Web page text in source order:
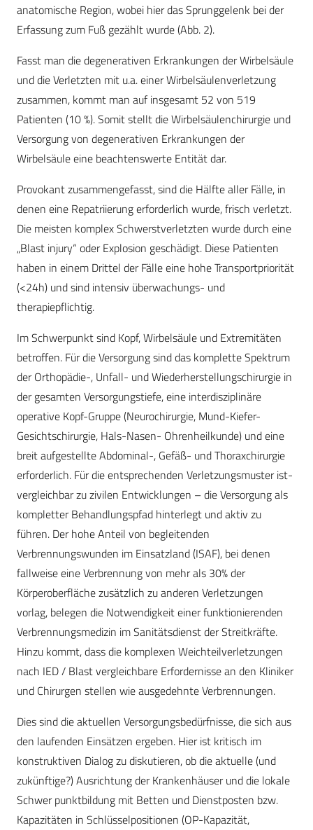
anatomische Region, wobei hier das Sprunggelenk bei der
Erfassung zum Fuß gezählt wurde (Abb. 2).
Fasst man die degenerativen Erkrankungen der Wirbelsäule
und die Verletzten mit u.a. einer Wirbelsäulenverletzung
zusammen, kommt man auf insgesamt 52 von 519
Patienten (10 %). Somit stellt die Wirbelsäulenchirurgie und
Versorgung von degenerativen Erkrankungen der
Wirbelsäule eine beachtenswerte Entität dar.
Provokant zusammengefasst, sind die Hälfte aller Fälle, in
denen eine Repatriierung erforderlich wurde, frisch verletzt.
Die meisten komplex Schwerstverletzten wurde durch eine
„Blast injury“ oder Explosion geschädigt. Diese Patienten
haben in einem Drittel der Fälle eine hohe Transportpriorität
(<24h) und sind intensiv überwachungs- und
therapiepflichtig.
Im Schwerpunkt sind Kopf, Wirbelsäule und Extremitäten
betroffen. Für die Versorgung sind das komplette Spektrum
der Orthopädie-, Unfall- und Wiederherstellungschirurgie in
der gesamten Versorgungstiefe, eine interdisziplinäre
operative Kopf-Gruppe (Neurochirurgie, Mund-Kiefer-
Gesichtschirurgie, Hals-Nasen- Ohrenheilkunde) und eine
breit aufgestellte Abdominal-, Gefäß- und Thoraxchirurgie
erforderlich. Für die entsprechenden Verletzungsmuster ist-
vergleichbar zu zivilen Entwicklungen – die Versorgung als
kompletter Behandlungspfad hinterlegt und aktiv zu
führen. Der hohe Anteil von begleitenden
Verbrennungswunden im Einsatzland (ISAF), bei denen
fallweise eine Verbrennung von mehr als 30% der
Körperoberfläche zusätzlich zu anderen Verletzungen
vorlag, belegen die Notwendigkeit einer funktionierenden
Verbrennungsmedizin im Sanitätsdienst der Streitkräfte.
Hinzu kommt, dass die komplexen Weichteilverletzungen
nach IED / Blast vergleichbare Erfordernisse an den Kliniker
und Chirurgen stellen wie ausgedehnte Verbrennungen.
Dies sind die aktuellen Versorgungsbedürfnisse, die sich aus
den laufenden Einsätzen ergeben. Hier ist kritisch im
konstruktiven Dialog zu diskutieren, ob die aktuelle (und
zukünftige?) Ausrichtung der Krankenhäuser und die lokale
Schwer punktbildung mit Betten und Dienstposten bzw.
Kapazitäten in Schlüsselpositionen (OP-Kapazität,